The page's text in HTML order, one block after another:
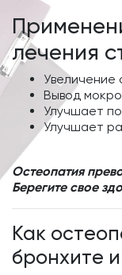
лечения
Увеличение
Вывод
Улучшает
Улучшает
Остеопатия
Берегите свое
Как
бронхите